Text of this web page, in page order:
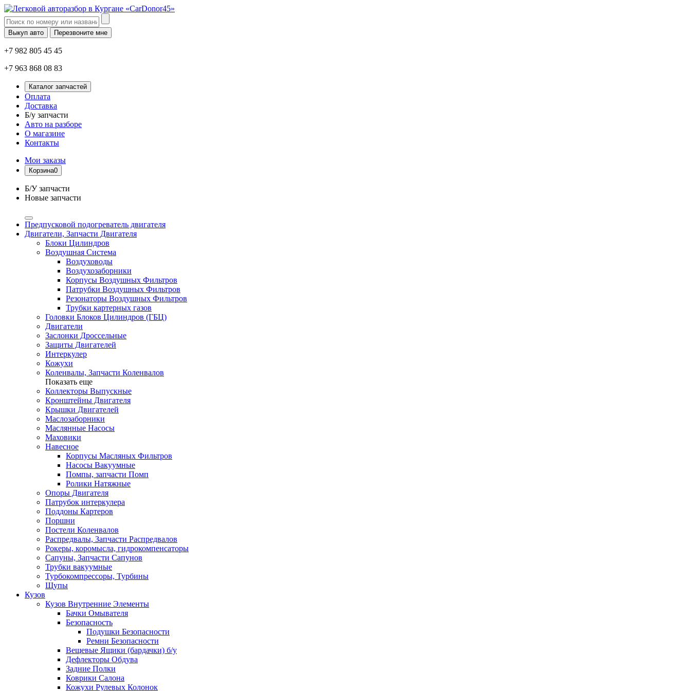
Выкуп авто Перезвоните мне
+7 982 805 45 45
+7 963 868 08 83
Каталог запчастей
Оплата
Доставка
Б/у запчасти
Авто на разборе
О магазине
Контакты
Мои заказы
Корзина0
Б/У запчасти
Новые запчасти
Предпусковой подогреватель двигателя
Двигатели, Запчасти Двигателя
Блоки Цилиндров
Воздушная Система
Воздуховоды
Воздухозаборники
Корпусы Воздушных Фильтров
Патрубки Воздушных Фильтров
Резонаторы Воздушных Фильтров
Трубки картерных газов
Головки Блоков Цилиндров (ГБЦ)
Двигатели
Заслонки Дроссельные
Защиты Двигателей
Интеркулер
Кожухи
Коленвалы, Запчасти Коленвалов
Показать еще
Коллекторы Выпускные
Кронштейны Двигателя
Крышки Двигателей
Маслозаборники
Маслянные Насосы
Маховики
Навесное
Корпусы Масляных Фильтров
Насосы Вакуумные
Помпы, запчасти Помп
Ролики Натяжные
Опоры Двигателя
Патрубок интеркулера
Поддоны Картеров
Поршни
Постели Коленвалов
Распредвалы, Запчасти Распредвалов
Рокеры, коромысла, гидрокомпенсаторы
Сапуны, Запчасти Сапунов
Трубки вакуумные
Турбокомпрессоры, Турбины
Щупы
Кузов
Кузов Внутренние Элементы
Бачки Омывателя
Безопасность
Подушки Безопасности
Ремни Безопасности
Вещевые Ящики (бардачки) б/у
Дефлекторы Обдува
Задние Полки
Коврики Салона
Кожухи Рулевых Колонок